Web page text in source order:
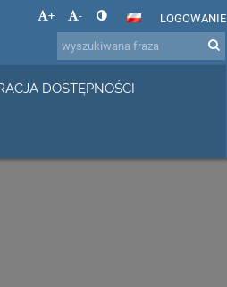
+ - LOGOWANIE
DOSTĘPNOŚCI